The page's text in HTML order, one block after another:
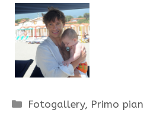
Categorie
Fotogallery, Primo